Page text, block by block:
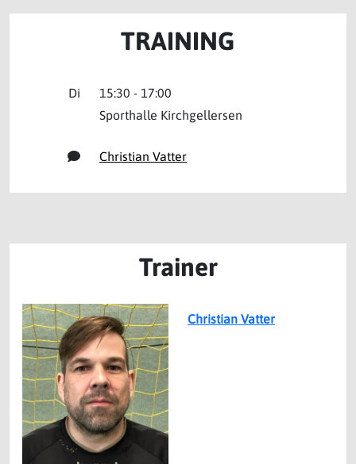
TRAINING
Di
15:30 - 17:00
Sporthalle Kirchgellersen
Christian Vatter
Trainer
Christian Vatter